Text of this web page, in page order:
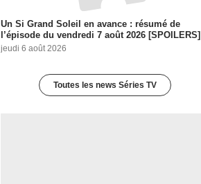
Un Si Grand Soleil en avance : résumé de
l’épisode du vendredi 7 août 2026 [SPOILERS]
jeudi 6 août 2026
Toutes les news Séries TV